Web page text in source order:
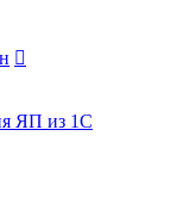
ЯП из 1С